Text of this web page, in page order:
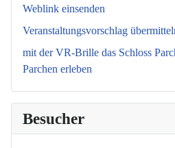
Weblink einsenden
Veranstaltungsvorschlag
mit der VR-Brille das Schloss
Parchen erleben
Besucher